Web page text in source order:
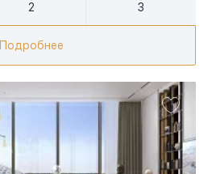
2 3
Подробнее